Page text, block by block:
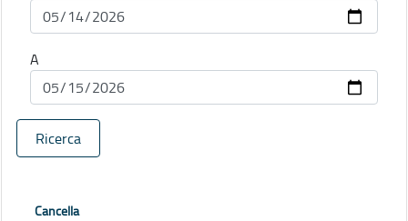
A
Ricerca
Cancella